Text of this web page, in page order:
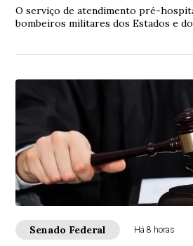
O serviço de atendimento pré-
bombeiros militares dos Estados e
Senado Federal Há 8 horas